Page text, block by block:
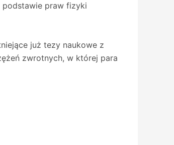
podstawie praw fizyki
już tezy naukowe z
zwrotnych, w której para